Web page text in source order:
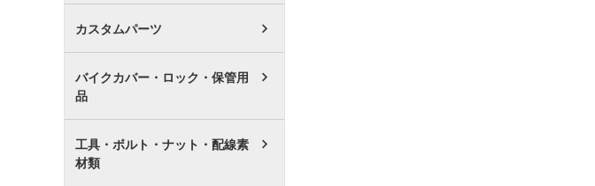
カスタムパーツ
バイクカバー・ロック・保管用
品
工具・ボルト・ナット・配線素
材類